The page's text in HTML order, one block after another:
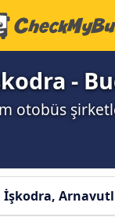
-
otobüs